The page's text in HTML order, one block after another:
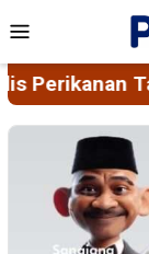
to
content
Menu
Pangan